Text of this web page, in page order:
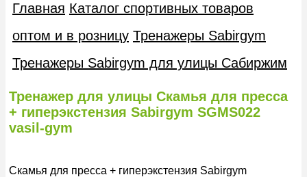
Главная Каталог спортивных товаров
оптом и в розницу Тренажеры Sabirgym
Тренажеры Sabirgym для улицы Сабиржим
Тренажер для улицы Скамья для пресса
+ гиперэкстензия Sabirgym SGMS022
vasil-gym
Скамья для пресса + гиперэкстензия Sabirgym